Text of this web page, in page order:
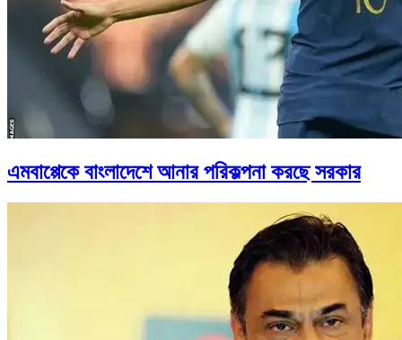
এমবাপ্পেকে বাংলাদেশে আনার পরিকল্পনা করছে সরকার